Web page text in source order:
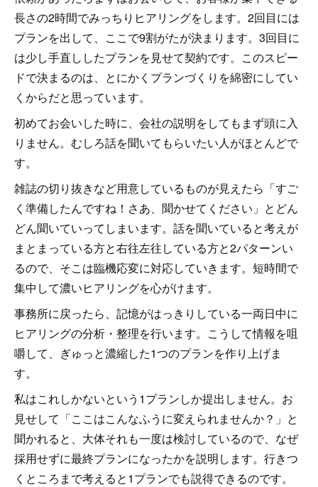
長さの2時間でみっちりヒアリングをします。2回目には
プランを出して、ここで9割がたが決まります。3回目に
は少し手直ししたプランを見せて契約です。このスピー
ドで決まるのは、とにかくプランづくりを綿密にしてい
くからだと思っています。
初めてお会いした時に、会社の説明をしてもまず頭に入
りません。むしろ話を聞いてもらいたい人がほとんどで
す。
雑誌の切り抜きなど用意しているものが見えたら「すご
く準備したんですね！さあ、聞かせてください」とどん
どん聞いていってしまいます。話を聞いていると考えが
まとまっている方と右往左往している方と2パターンい
るので、そこは臨機応変に対応していきます。短時間で
集中して濃いヒアリングを心がけます。
事務所に戻ったら、記憶がはっきりしている一両日中に
ヒアリングの分析・整理を行います。こうして情報を咀
嚼して、ぎゅっと濃縮した1つのプランを作り上げま
す。
私はこれしかないという1プランしか提出しません。お
見せして「ここはこんなふうに変えられませんか？」と
聞かれると、大体それも一度は検討しているので、なぜ
採用せずに最終プランになったかを説明します。行きつ
くところまで考えると1プランでも説得できるのです。